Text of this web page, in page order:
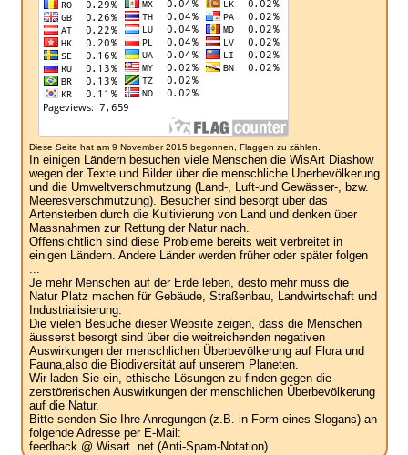
Diese Seite hat am 9 November 2015 begonnen, Flaggen zu zählen.
In einigen Ländern besuchen viele Menschen die WisArt Diashow
wegen der Texte und Bilder über die menschliche Überbevölkerung
und die Umweltverschmutzung (Land-, Luft-und Gewässer-, bzw.
Meeresverschmutzung). Besucher sind besorgt über das
Artensterben durch die Kultivierung von Land und denken über
Massnahmen zur Rettung der Natur nach.
Offensichtlich sind diese Probleme bereits weit verbreitet in
einigen Ländern. Andere Länder werden früher oder später folgen
...
Je mehr Menschen auf der Erde leben, desto mehr muss die
Natur Platz machen für Gebäude, Straßenbau, Landwirtschaft und
Industrialisierung.
Die vielen Besuche dieser Website zeigen, dass die Menschen
äusserst besorgt sind über die weitreichenden negativen
Auswirkungen der menschlichen Überbevölkerung auf Flora und
Fauna,also die Biodiversität auf unserem Planeten.
Wir laden Sie ein, ethische Lösungen zu finden gegen die
zerstörerischen Auswirkungen der menschlichen Überbevölkerung
auf die Natur.
Bitte senden Sie Ihre Anregungen (z.B. in Form eines Slogans) an
folgende Adresse per E-Mail:
feedback @ Wisart .net (Anti-Spam-Notation).